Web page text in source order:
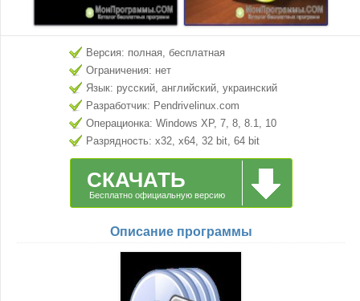
Версия: полная, бесплатная
Ограничения: нет
Язык: русский, английский, украинский
Разработчик: Pendrivelinux.com
Операционка: Windows XP, 7, 8, 8.1, 10
Разрядность: x32, x64, 32 bit, 64 bit
СКАЧАТЬ
Бесплатно официальную версию
Описание программы